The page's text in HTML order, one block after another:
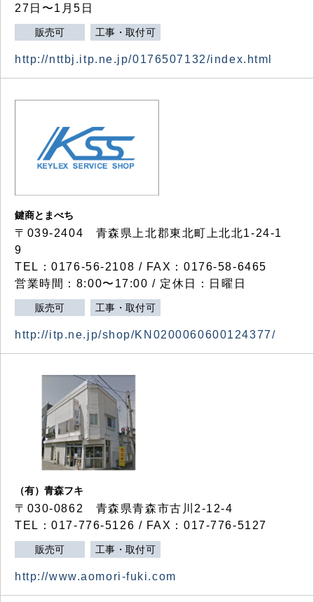
27日〜1月5日
販売可 工事・取付可
http://nttbj.itp.ne.jp/0176507132/index.html
鍵商とまべち
〒039-2404 青森県上北郡東北町上北北1-24-1
9
TEL：0176-56-2108 / FAX：0176-58-6465
営業時間：8:00〜17:00 / 定休日：日曜日
販売可 工事・取付可
http://itp.ne.jp/shop/KN0200060600124377/
（有）青森フキ
〒030-0862 青森県青森市古川2-12-4
TEL：017-776-5126 / FAX：017-776-5127
販売可 工事・取付可
http://www.aomori-fuki.com